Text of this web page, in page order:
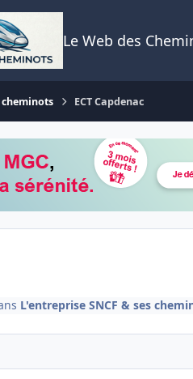
Le Web des
cheminots ECT Capdenac
L'entreprise SNCF & ses